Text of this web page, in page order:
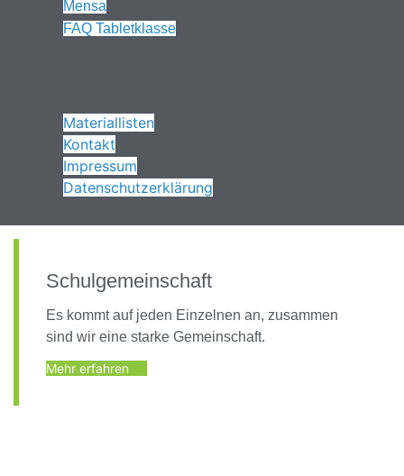
Mensa
FAQ Tabletklasse
Materiallisten
Kontakt
Impressum
Datenschutzerklärung
Schulgemeinschaft
Es kommt auf jeden Einzelnen an, zusammen
sind wir eine starke Gemeinschaft.
Mehr erfahren